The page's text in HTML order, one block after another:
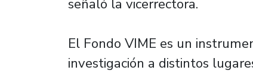
señaló la vicerrectora.
El Fondo VIME es un
investigación a distintos